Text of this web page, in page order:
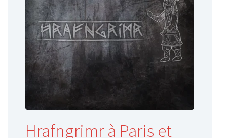
Hrafngrimr à Paris et